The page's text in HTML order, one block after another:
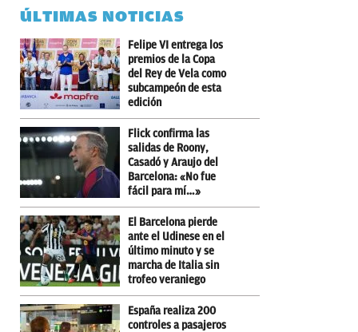
ÚLTIMAS NOTICIAS
Felipe VI entrega los
premios de la Copa
del Rey de Vela como
subcampeón de esta
edición
Flick confirma las
salidas de Roony,
Casadó y Araujo del
Barcelona: «No fue
fácil para mí…»
El Barcelona pierde
ante el Udinese en el
último minuto y se
marcha de Italia sin
trofeo veraniego
España realiza 200
controles a pasajeros